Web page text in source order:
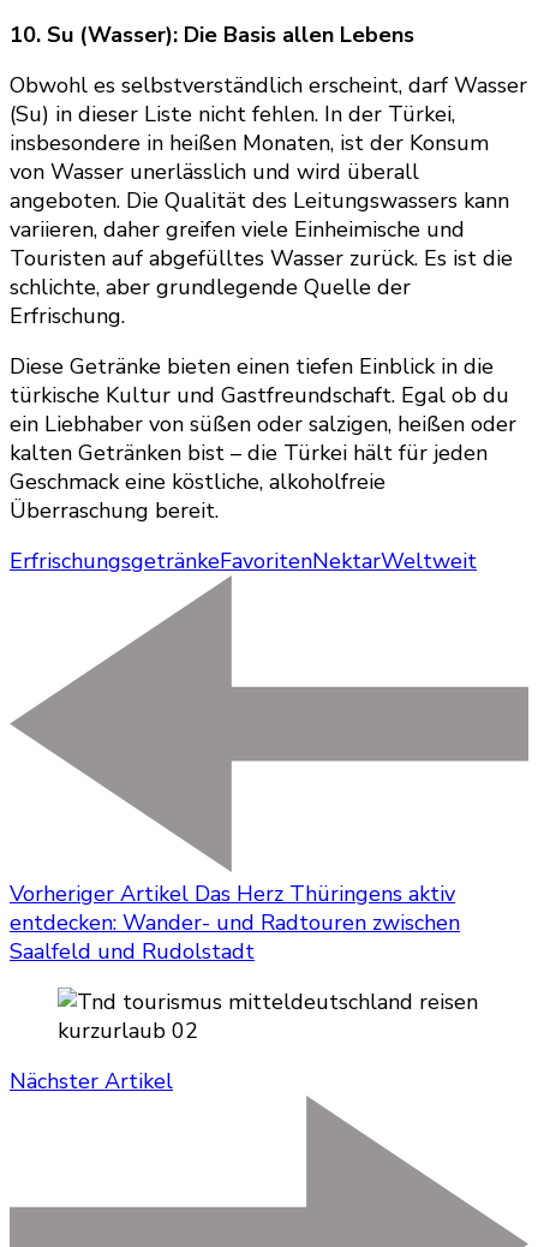
10. Su (Wasser): Die Basis allen Lebens
Obwohl es selbstverständlich erscheint, darf Wasser
(Su) in dieser Liste nicht fehlen. In der Türkei,
insbesondere in heißen Monaten, ist der Konsum
von Wasser unerlässlich und wird überall
angeboten. Die Qualität des Leitungswassers kann
variieren, daher greifen viele Einheimische und
Touristen auf abgefülltes Wasser zurück. Es ist die
schlichte, aber grundlegende Quelle der
Erfrischung.
Diese Getränke bieten einen tiefen Einblick in die
türkische Kultur und Gastfreundschaft. Egal ob du
ein Liebhaber von süßen oder salzigen, heißen oder
kalten Getränken bist – die Türkei hält für jeden
Geschmack eine köstliche, alkoholfreie
Überraschung bereit.
ErfrischungsgetränkeFavoritenNektarWeltweit
Vorheriger Artikel Das Herz Thüringens aktiv
entdecken: Wander- und Radtouren zwischen
Saalfeld und Rudolstadt
Nächster Artikel